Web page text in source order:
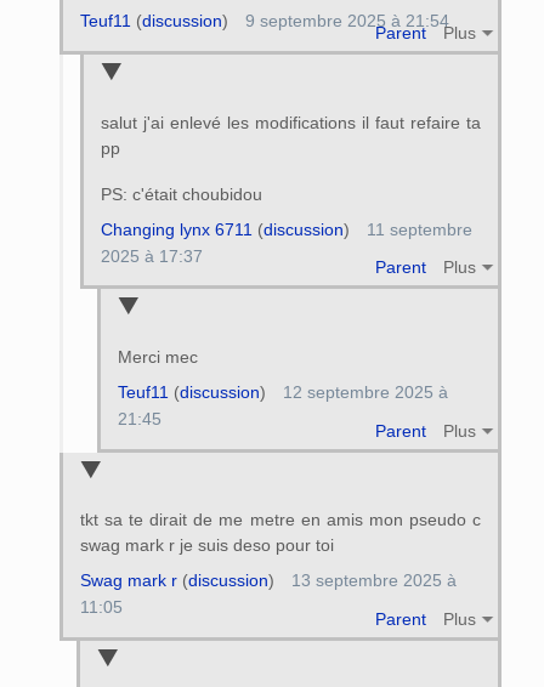
Parent Plus
Teuf11(discussion) 9 septembre 2025 à 21:54
salut j'ai enlevé les modifications il faut refaire ta
pp
PS: c'était choubidou
Parent Plus
Changing lynx 6711 (discussion)
11 septembre
2025 à 17:37
Merci mec
Parent Plus
Teuf11 (discussion)
12 septembre 2025 à
21:45
tkt sa te dirait de me metre en amis mon pseudo c
swag mark r je suis deso pour toi
Parent Plus
Swag mark r(discussion)
13 septembre 2025 à
11:05